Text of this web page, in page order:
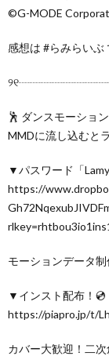
©G-MODE
感想は #らみらいぶ
🕺 ダンスモーショ
MMDに流し込むと
▼パスワード「Lamy
https://
モーションデータ
▼インスト配布！💿
https://piapro.jp/t/
カバー大歓迎！二